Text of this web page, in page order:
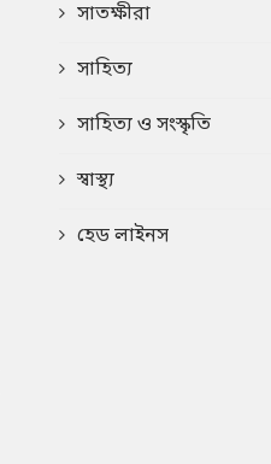
সাতক্ষীরা
সাহিত্য
সাহিত্য ও সংস্কৃতি
স্বাস্থ্য
হেড লাইনস